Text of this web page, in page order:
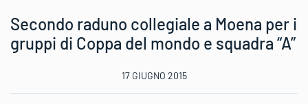
Secondo raduno collegiale a Moena per i
gruppi di Coppa del mondo e squadra “A”
17 GIUGNO 2015